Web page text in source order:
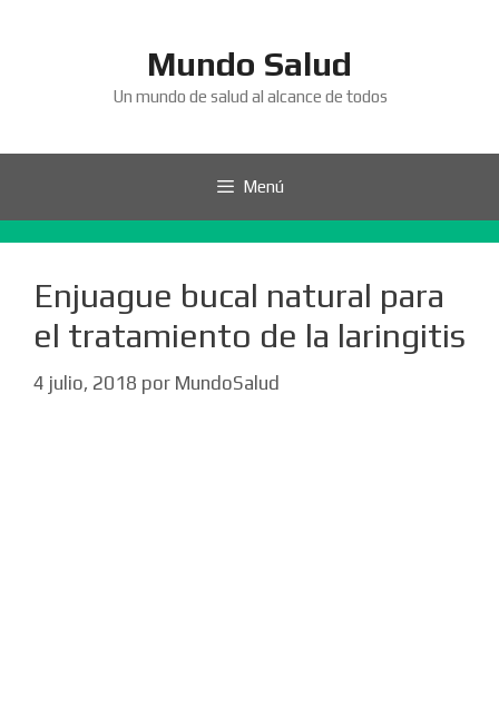
Mundo Salud
Un mundo de salud al alcance de todos
Menú
Enjuague bucal natural para
el tratamiento de la laringitis
4 julio, 2018 por MundoSalud